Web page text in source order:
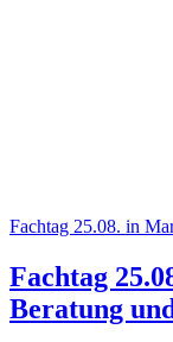
Fachtag 25.08. in
Fachtag
Beratung